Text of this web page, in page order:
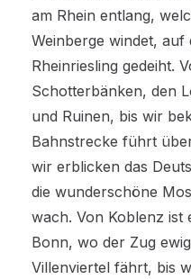
am Rhein entlang,
Weinberge windet,
Rheinriesling gedeiht.
Schotterbänken, den
und Ruinen, bis wir
Bahnstrecke führt
wir erblicken das
die wunderschöne
wach. Von Koblenz ist
Bonn, wo der Zug
Villenviertel fährt, bis